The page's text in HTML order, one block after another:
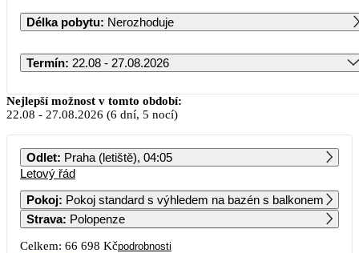
Délka pobytu: Nerozhoduje
Termín: 22.08 - 27.08.2026
Srpen 2026
PO ÚT ST ČT PÁ SO NE
3 4
Nejlepší možnost v tomto období:
22.08 - 27.08.2026 (6 dní, 5 nocí)
Odlet: Praha (letiště), 04:05
Letový řád
Pokoj:
Pokoj standard s výhledem na bazén s balkonem
Strava: Polopenze
Celkem: 66 698 Kčpodrobnosti